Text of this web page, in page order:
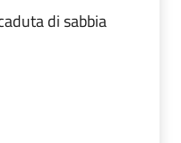
di sabbia